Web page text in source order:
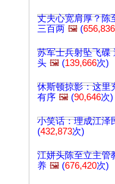
丈夫心宽肩厚？陈
三百两 🖼️ (656,836
苏军士兵射坠飞碟
头 🖼️ (139,666次)
休斯顿掠影：这里
有序 🖼️ (90,646次)
小笑话：理成江泽
(432,873次)
江姘头陈至立主管
养 🖼️ (676,420次)